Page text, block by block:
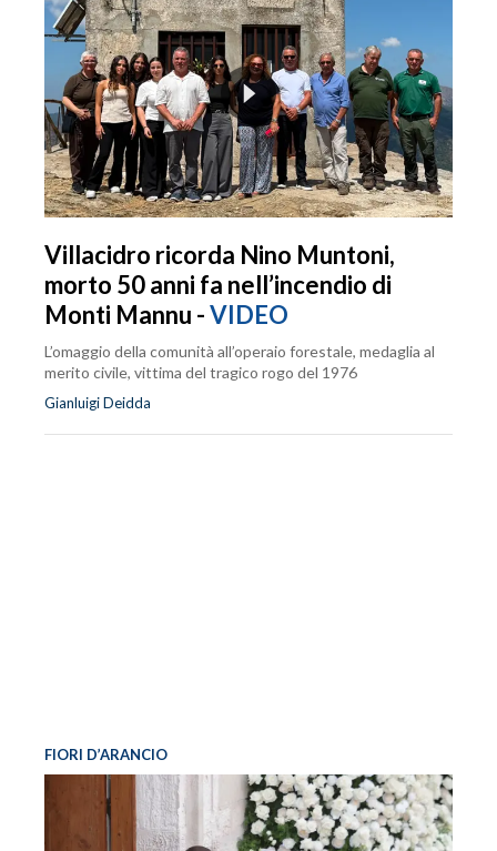
Villacidro ricorda Nino Muntoni,
morto 50 anni fa nell’incendio di
Monti Mannu -VIDEO
L’omaggio della comunità all’operaio forestale, medaglia al
merito civile, vittima del tragico rogo del 1976
Gianluigi Deidda
FIORI D’ARANCIO